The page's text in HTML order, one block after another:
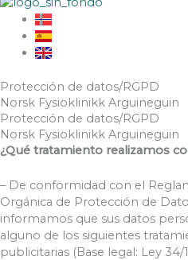
Protección de datos/RGPD
Norsk Fysioklinikk Arguineguin
Protección de datos/RGPD
Norsk Fysioklinikk Arguineguin
¿Qué tratamiento realizamos
– De conformidad con el
Orgánica de Protección de
informamos que sus datos
alguno de los siguientes
publicitarias (Base legal: Ley